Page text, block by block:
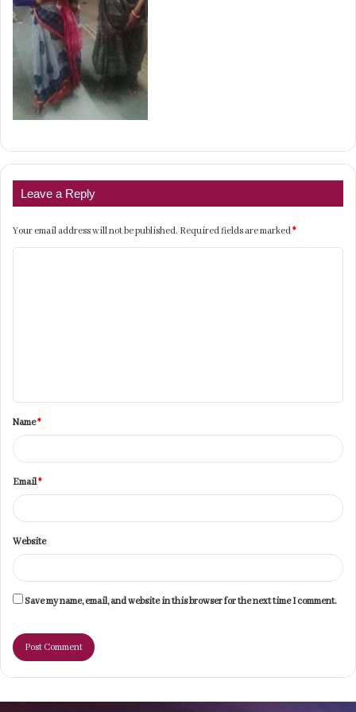
Leave a Reply
Your email address will not be published. Required fields are marked*
t
*Name*
Email*
Website
Save my name, email, and website in this browser for the next time I comment.